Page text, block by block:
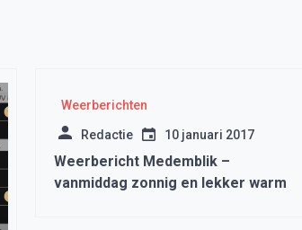
Weerberichten
Redactie 10 januari 2017
Weerbericht Medemblik –
vanmiddag zonnig en lekker warm